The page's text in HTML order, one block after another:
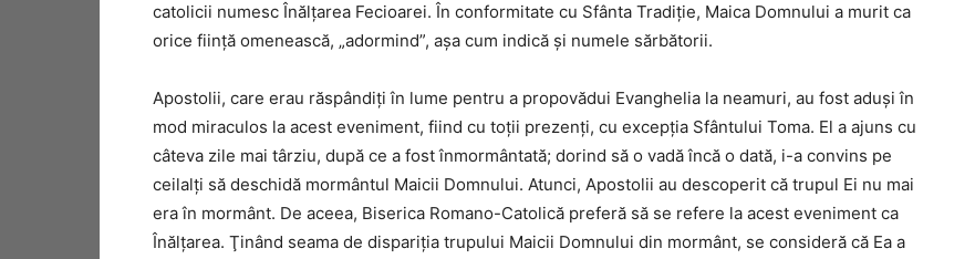
catolicii numesc Înălţarea Fecioarei. În conformitate cu Sfânta Tradiţie, Maica Domnului a murit ca
orice fiinţă omenească, „adormind”, aşa cum indică şi numele sărbătorii.
Apostolii, care erau răspândiţi în lume pentru a propovădui Evanghelia la neamuri, au fost aduşi în
mod miraculos la acest eveniment, fiind cu toţii prezenţi, cu excepţia Sfântului Toma. El a ajuns cu
câteva zile mai târziu, după ce a fost înmormântată; dorind să o vadă încă o dată, i-a convins pe
ceilalţi să deschidă mormântul Maicii Domnului. Atunci, Apostolii au descoperit că trupul Ei nu mai
era în mormânt. De aceea, Biserica Romano-Catolică preferă să se refere la acest eveniment ca
Înălţarea. Ţinând seama de dispariţia trupului Maicii Domnului din mormânt, se consideră că Ea a